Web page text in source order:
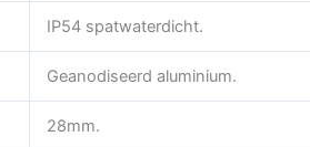
IP54 spatwaterdicht.
Geanodiseerd aluminium.
28mm.